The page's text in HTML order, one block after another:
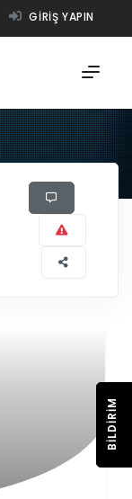
GIRIŞ YAPIN
BILDIRIM